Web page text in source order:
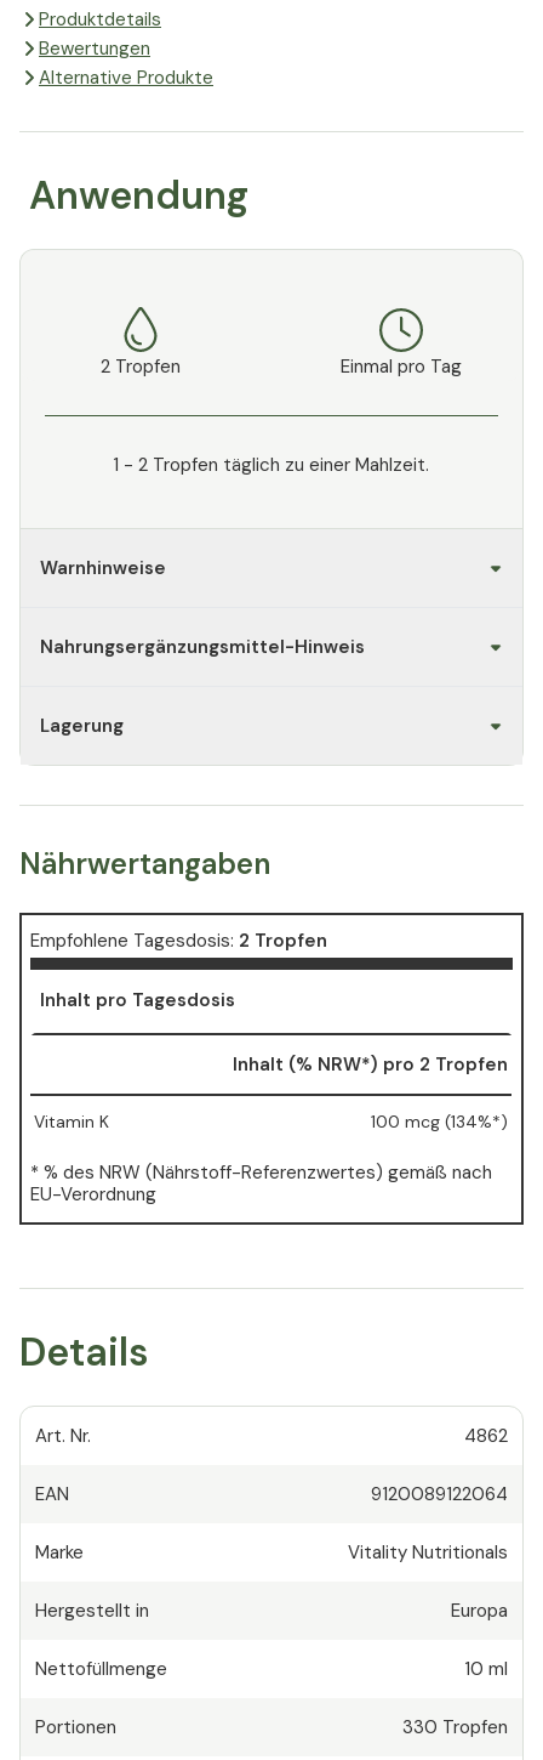
Produktdetails
Bewertungen
Alternative Produkte
Anwendung
2 Tropfen Einmal pro Tag
1 - 2 Tropfen täglich zu einer Mahlzeit.
Warnhinweise
Nahrungsergänzungsmittel-Hinweis
Lagerung
Nährwertangaben
Empfohlene Tagesdosis: 2 Tropfen
Inhalt pro Tagesdosis
Inhalt (% NRW*) pro 2 Tropfen
Vitamin K 100 mcg (134%*)
* % des NRW (Nährstoff-Referenzwertes) gemäß nach
EU-Verordnung
Details
Art. Nr. 4862
EAN 9120089122064
Marke Vitality Nutritionals
Hergestellt in Europa
Nettofüllmenge 10 ml
Portionen 330 Tropfen